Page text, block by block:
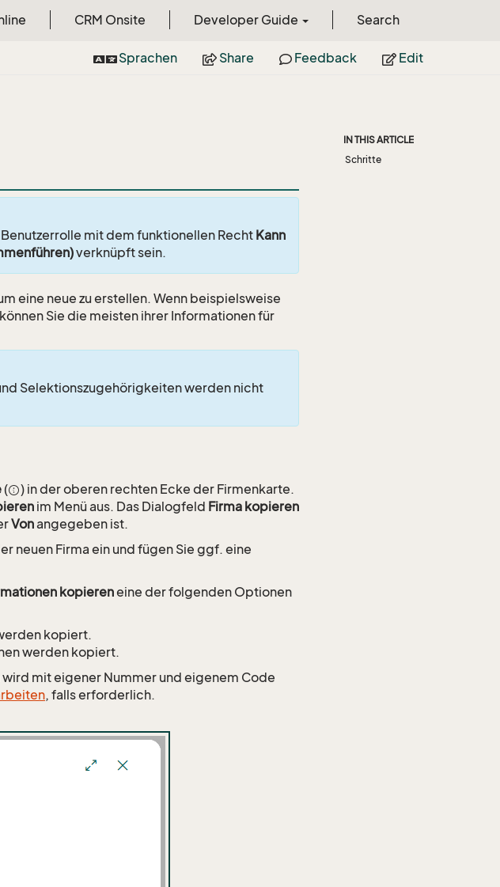
CRM Onsite Developer Guide Search
Sprachen Share Feedback Edit
mit dem funktionellen RechtKann
verknüpft sein.
eine neue zu erstellen. Wenn beispielsweise
Sie die meisten ihrer Informationen für
Selektionszugehörigkeiten werden nicht
(
) in der oberen rechten Ecke der Firmenkarte.
im Menü aus. Das Dialogfeld Firma kopieren
Vonangegeben ist.
neuen Firma ein und fügen Sie ggf. eine
kopiereneine der folgenden Optionen
kopiert.
werden kopiert.
wird mit eigener Nummer und eigenem Code
, falls erforderlich.
IN THIS ARTICLE
Schritte